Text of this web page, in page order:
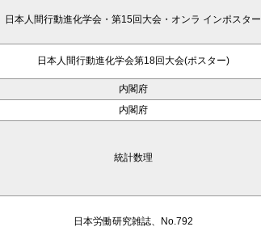
日本人間行動進化学会・第15回大会・オンラ インポスター
日本人間行動進化学会第18回大会(ポスター)
内閣府
内閣府
統計数理
日本労働研究雑誌、No.792